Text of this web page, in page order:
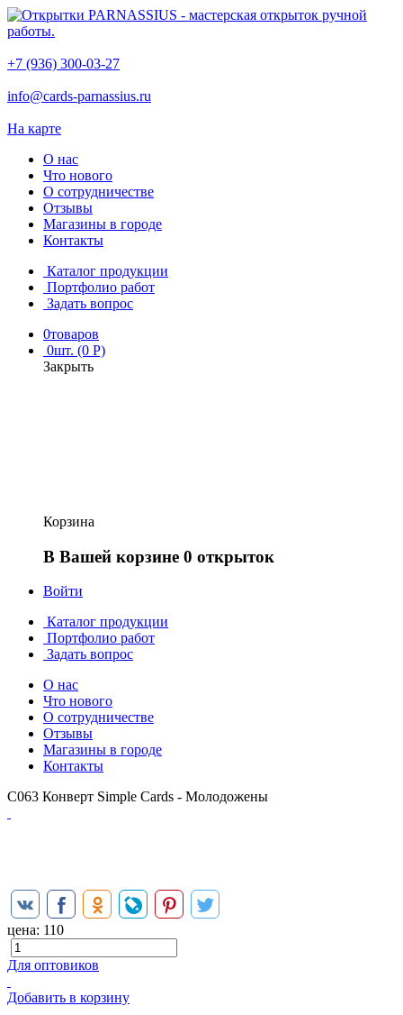
+7 (936) 300-03-27
info@cards-parnassius.ru
На карте
О нас
Что нового
О сотрудничестве
Отзывы
Магазины в городе
Контакты
Каталог продукции
Портфолио работ
Задать вопрос
0товаров
0шт. (0 Р)
Закрыть
Корзина
В Вашей корзине 0 открыток
Войти
Каталог продукции
Портфолио работ
Задать вопрос
О нас
Что нового
О сотрудничестве
Отзывы
Магазины в городе
Контакты
С063 Конверт Simple Cards - Молодожены
цена: 110
Для оптовиков
Добавить в корзину